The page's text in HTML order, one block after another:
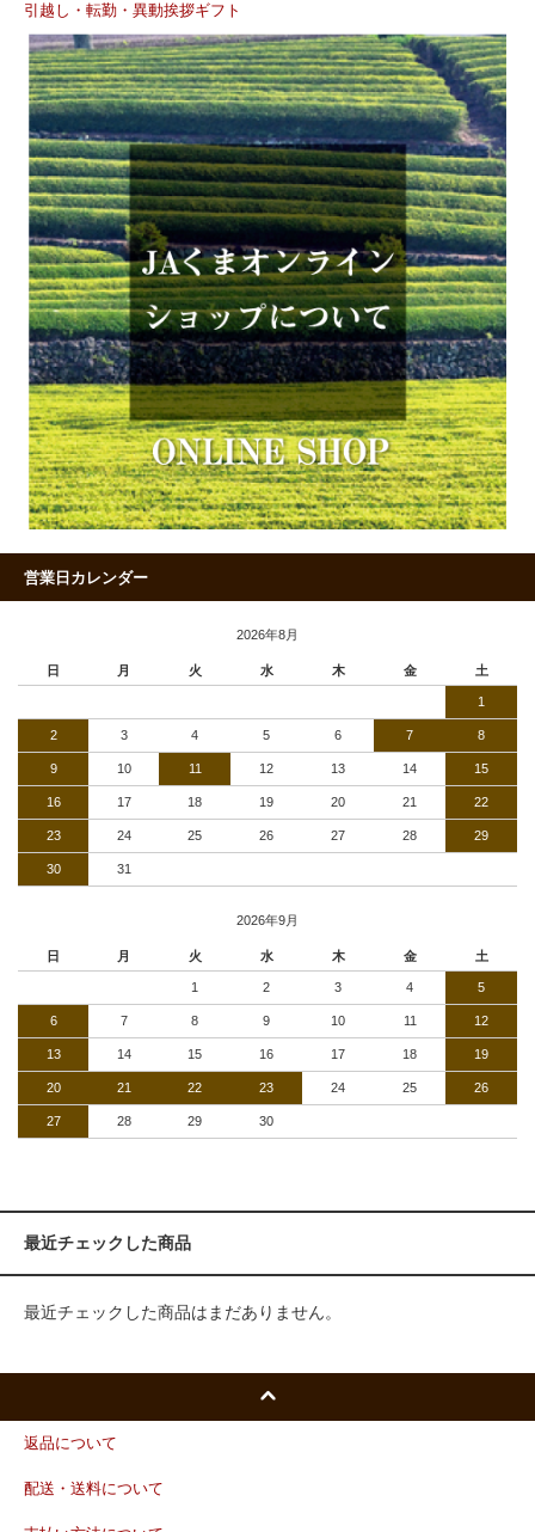
引越し・転勤・異動挨拶ギフト
営業日カレンダー
2026年8月
日 月 火 水 木 金 土
1
2 3 4 5 6 7 8
9 10 11 12 13 14 15
16 17 18 19 20 21 22
23 24 25 26 27 28 29
30 31
2026年9月
日 月 火 水 木 金 土
1 2 3 4 5
6 7 8 9 10 11 12
13 14 15 16 17 18 19
20 21 22 23 24 25 26
27 28 29 30
最近チェックした商品
最近チェックした商品はまだありません。
返品について
配送・送料について